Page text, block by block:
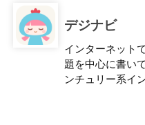
デジナビ
インターネット
題を中心に書い
ンチュリー系イ